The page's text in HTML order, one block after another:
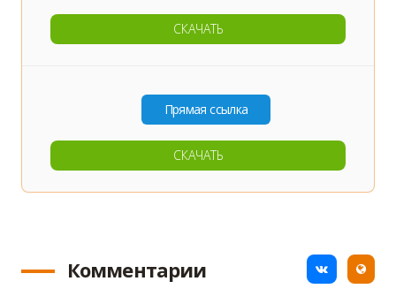
СКАЧАТЬ
СКАЧАТЬ
Комментарии